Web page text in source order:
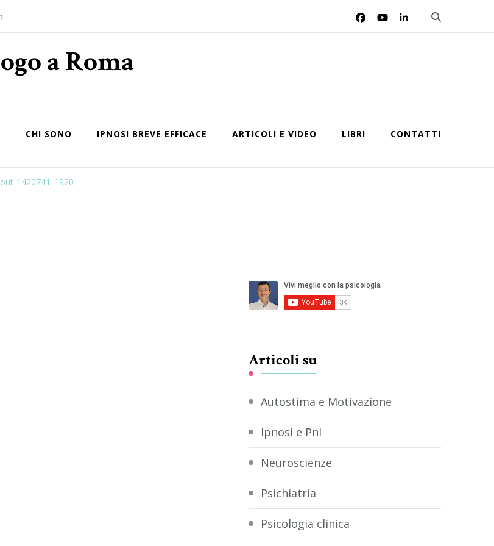
a Roma
CHI SONO IPNOSI BREVE EFFICACE ARTICOLI E VIDEO LIBRI CONTATTI
1420741_1920
Articoli su
Autostima e Motivazione
Ipnosi e Pnl
Neuroscienze
Psichiatria
Psicologia clinica